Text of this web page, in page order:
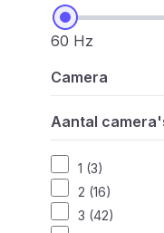
60 Hz
Camera
Aantal
1 (3)
2 (16)
3 (42)